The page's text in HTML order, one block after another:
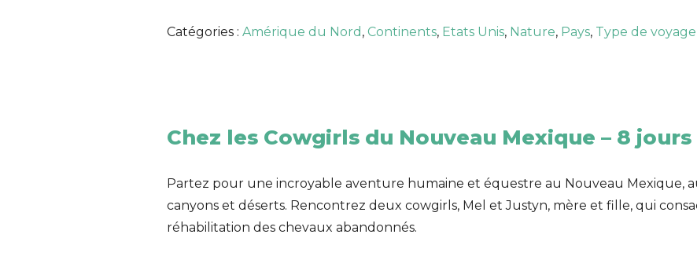
Catégories : Amérique du Nord , Continents, Etats Unis, Nature, Pays, Type de voyage
Chez les Cowgirls du Nouveau Mexique – 8 jours
Partez pour une incroyable aventure humaine et équestre au Nouveau Mexique,
canyons et déserts. Rencontrez deux cowgirls, Mel et Justyn, mère et fille, qui
réhabilitation des chevaux abandonnés.